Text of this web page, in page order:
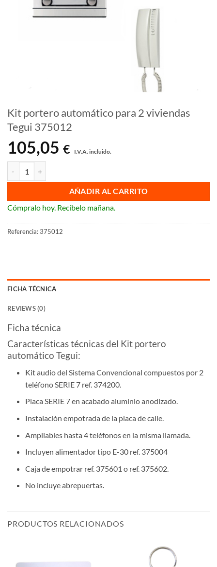
Kit portero automático para 2 viviendas
Tegui 375012
105,05 € I.V.A. incluido.
AÑADIR AL CARRITO
Cómpralo hoy. Recíbelo mañana.
Referencia:375012
FICHA TÉCNICA
REVIEWS (0)
Ficha técnica
Características técnicas del Kit portero
automático Tegui:
Kit audio del Sistema Convencional compuestos por 2
teléfono SERIE 7 ref. 374200.
Placa SERIE 7 en acabado aluminio anodizado.
Instalación empotrada de la placa de calle.
Ampliables hasta 4 teléfonos en la misma llamada.
Incluyen alimentador tipo E-30 ref. 375004
Caja de empotrar ref. 375601 o ref. 375602.
No incluye abrepuertas.
PRODUCTOS RELACIONADOS